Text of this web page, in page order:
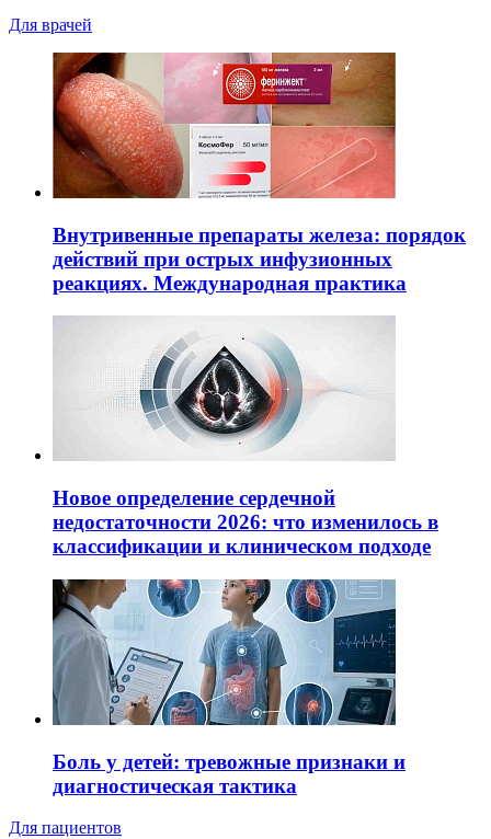
Для врачей
Внутривенные препараты железа: порядок
действий при острых инфузионных
реакциях. Международная практика
Новое определение сердечной
недостаточности 2026: что изменилось в
классификации и клиническом подходе
Боль у детей: тревожные признаки и
диагностическая тактика
Для пациентов